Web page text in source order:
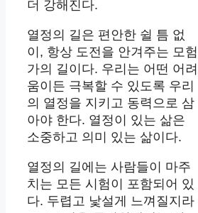
더 강해진다.
열정의 길은 편안한 쉴 틈 없
이, 항상 도전을 안겨주는 모험
가의 길이다. 우리는 어떤 어려
움이든 극복할 수 있도록 우리
의 열정을 지키고 동력으로 삼
아야 한다. 열정이 있는 삶은
소중하고 의미 있는 삶이다.
열정의 길에는 사람들이 마주
치는 모든 시험이 포함되어 있
다. 두렵고 낯설게 느껴질지라